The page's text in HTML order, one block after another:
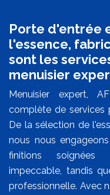
Porte d'entrée
l'essence,
sont les
menuisier
Menuisier expert,
complète de services
De la sélection de
nous nous
finitions soignées
impeccable, tandis
professionnelle. Avec